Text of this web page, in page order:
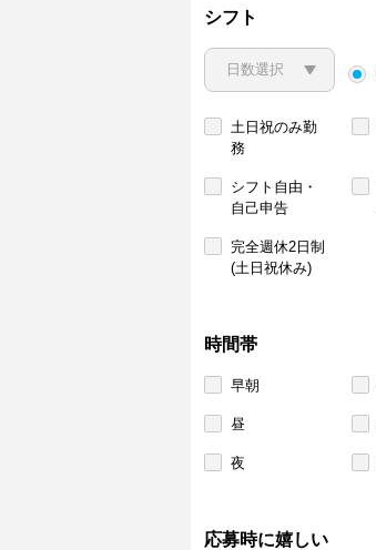
シフト
土日祝のみ勤
務
シフト自由・
自己申告
完全週休2日制
(土日祝休み)
時間帯
早朝
昼
夜
応募時に嬉しい